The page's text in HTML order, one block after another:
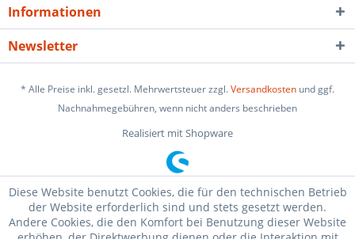
Informationen
Newsletter
* Alle Preise inkl. gesetzl. Mehrwertsteuer zzgl.Versandkosten und ggf.
Nachnahmegebühren, wenn nicht anders beschrieben
Realisiert mit Shopware
Diese Website benutzt Cookies, die für den technischen Betrieb
der Website erforderlich sind und stets gesetzt werden.
Andere Cookies, die den Komfort bei Benutzung dieser Website